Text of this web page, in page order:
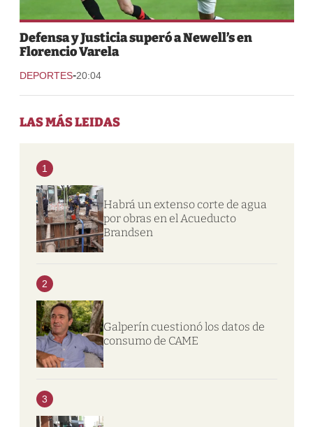
Defensa y Justicia superó a Newell’s en
Florencio Varela
DEPORTES-20:04
LAS MÁS LEIDAS
1
Habrá un extenso corte de agua
por obras en el Acueducto
Brandsen
2
Galperín cuestionó los datos de
consumo de CAME
3